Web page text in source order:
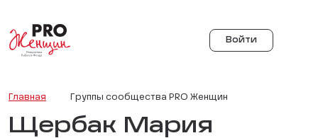
Войти
Главная Группы сообщества PRO Женщин
Щербак Мария